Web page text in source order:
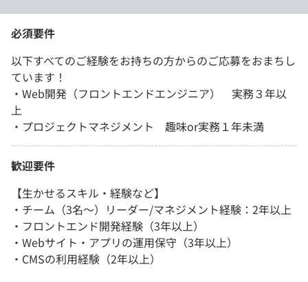
必須要件
以下すべてのご経験をお持ちの方からのご応募をおまちし
ています！
・Web開発（フロントエンドエンジニア） 実務３年以
上
・プロジェクトマネジメント 趣味or実務１年未満
歓迎要件
【生かせるスキル・経験など】
・チーム（3名～）リーダー/マネジメント経験：2年以上
・フロントエンド開発経験（3年以上）
・Webサイト・アプリの運用保守（3年以上）
・CMSの利用経験（2年以上）